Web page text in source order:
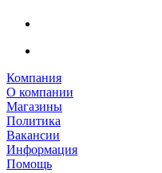
Компания
О компании
Магазины
Политика
Вакансии
Информация
Помощь